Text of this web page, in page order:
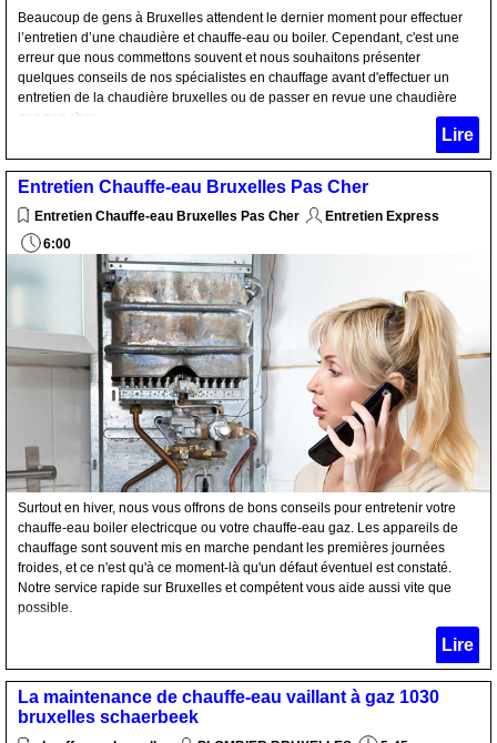
Beaucoup de gens à Bruxelles attendent le dernier moment pour effectuer
l’entretien d’une chaudière et chauffe-eau ou boiler. Cependant, c'est une
erreur que nous commettons souvent et nous souhaitons présenter
quelques conseils de nos spécialistes en chauffage avant d'effectuer un
entretien de la chaudière bruxelles ou de passer en revue une chaudière
gaz pas cher.
Lire
Entretien Chauffe-eau Bruxelles Pas Cher
Entretien Chauffe-eau Bruxelles Pas Cher
Entretien Express
6:00
Surtout en hiver, nous vous offrons de bons conseils pour entretenir votre
chauffe-eau boiler electricque ou votre chauffe-eau gaz. Les appareils de
chauffage sont souvent mis en marche pendant les premières journées
froides, et ce n'est qu'à ce moment-là qu'un défaut éventuel est constaté.
Notre service rapide sur Bruxelles et compétent vous aide aussi vite que
possible.
Lire
La maintenance de chauffe-eau vaillant à gaz 1030
bruxelles schaerbeek